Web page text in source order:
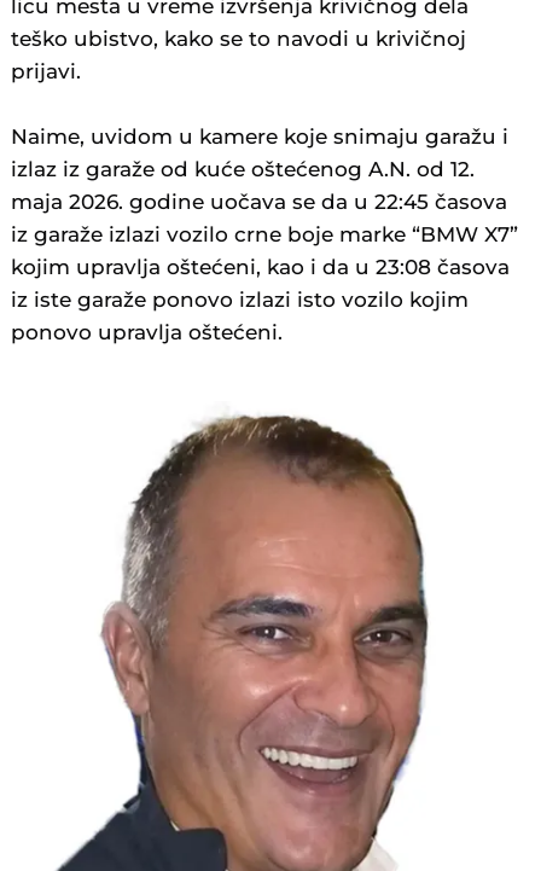
licu mesta u vreme izvršenja krivičnog dela
teško ubistvo, kako se to navodi u krivičnoj
prijavi.
Naime, uvidom u kamere koje snimaju garažu i
izlaz iz garaže od kuće oštećenog A.N. od 12.
maja 2026. godine uočava se da u 22:45 časova
iz garaže izlazi vozilo crne boje marke “BMW X7”
kojim upravlja oštećeni, kao i da u 23:08 časova
iz iste garaže ponovo izlazi isto vozilo kojim
ponovo upravlja oštećeni.